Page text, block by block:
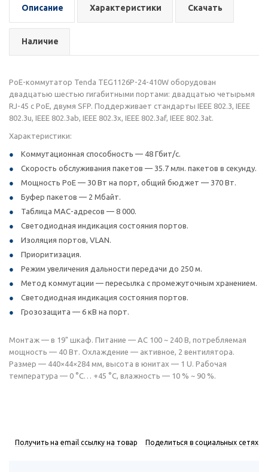
Описание Характеристики Скачать
Наличие
PoE-коммутатор Tenda TEG1126P-24-410W оборудован
двадцатью шестью гигабитными портами: двадцатью четырьмя
RJ-45 с PoE, двумя SFP. Поддерживает стандарты IEEE 802.3, IEEE
802.3u, IEEE 802.3ab, IEEE 802.3x, IEEE 802.3af, IEEE 802.3at.
Характеристики:
Коммутационная способность — 48 Гбит/c.
Скорость обслуживания пакетов — 35.7 млн. пакетов в секунду.
Мощность PoE — 30 Вт на порт, общий бюджет — 370 Вт.
Буфер пакетов — 2 Мбайт.
Таблица MAC-адресов — 8 000.
Светодиодная индикация состояния портов.
Изоляция портов, VLAN.
Приоритизация.
Режим увеличения дальности передачи до 250 м.
Метод коммутации — пересылка с промежуточным хранением.
Светодиодная индикация состояния портов.
Грозозащита — 6 кВ на порт.
Монтаж — в 19" шкаф. Питание — AC 100 ~ 240 В, потребляемая
мощность — 40 Вт. Охлаждение — активное, 2 вентилятора.
Размер — 440×44×284 мм, высота в юнитах — 1 U. Рабочая
температура — 0 °C… +45 °C, влажность — 10 % ~ 90 %.
Получить на email ссылку на товар Поделиться в социальных сетях